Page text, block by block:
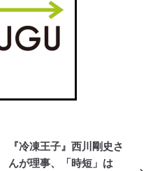
『冷凍王子』西川剛史さ
んが理事、「時短」は